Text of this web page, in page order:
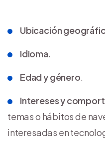
Ubicación
Idioma.
Edad y género.
Intereses y
temas o hábitos de
interesadas en